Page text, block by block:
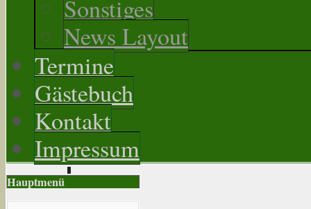
Sonstiges
News Layout
Termine
Gästebuch
Kontakt
Impressum
Hauptmenü